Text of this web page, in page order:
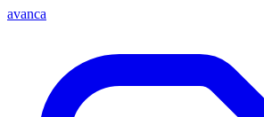
avanca